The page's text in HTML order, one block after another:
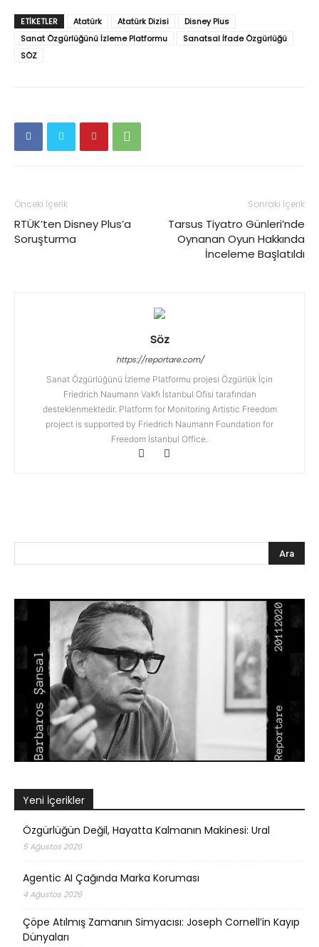
ETIKETLER Atatürk Atatürk Dizisi
Disney Plus
Sanat Özgürlüğünü İzleme Platformu
Sanatsal İfade Özgürlüğü
SÖZ
Önceki İçerik
RTÜK’ten Disney Plus’a
Soruşturma
Sonraki İçerik
Tarsus Tiyatro Günleri’nde
Oynanan Oyun Hakkında
İnceleme Başlatıldı
Söz
https://reportare.com/
Sanat Özgürlüğünü İzleme Platformu projesi Özgürlük İçin
Friedrich Naumann Vakfı İstanbul Ofisi tarafından
desteklenmektedir. Platform for Monitoring Artistic Freedom
project is supported by Friedrich Naumann Foundation for
Freedom İstanbul Office.
Yeni İçerikler
Özgürlüğün Değil, Hayatta Kalmanın Makinesi: Ural
5 Ağustos 2026
Agentic AI Çağında Marka Koruması
4 Ağustos 2026
Çöpe Atılmış Zamanın Simyacısı: Joseph Cornell’in Kayıp
Dünyaları